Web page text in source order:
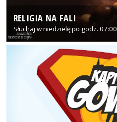
RELIGIA NA FALI
Słuchaj w niedzielę po godz. 07:00